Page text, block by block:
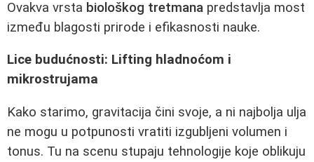
Ovakva vrsta biološkog tretmana predstavlja most
između blagosti prirode i efikasnosti nauke.
Lice budućnosti: Lifting hladnoćom i
mikrostrujama
Kako starimo, gravitacija čini svoje, a ni najbolja ulja
ne mogu u potpunosti vratiti izgubljeni volumen i
tonus. Tu na scenu stupaju tehnologije koje oblikuju